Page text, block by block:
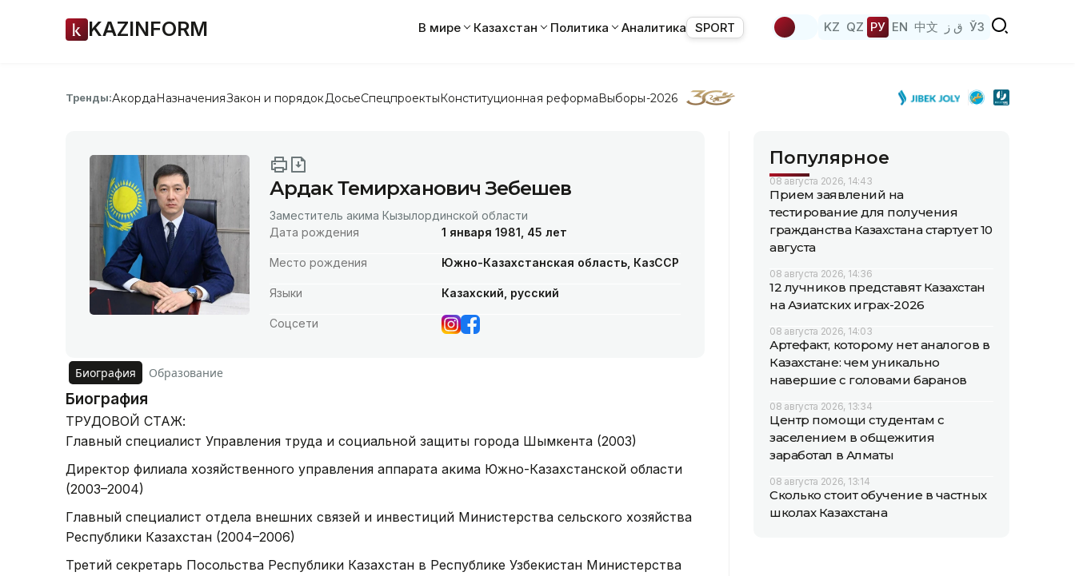
KAZINFORM В мире Казахстан Политика Аналитика SPORT KZ QZ РУ EN 中文 ق ز ЎЗ
Тренды:АкордаНазначенияЗакон и порядок ДосьеСпецпроектыКонституционная реформаВыборы-2026
Ардак Темирханович Зебешев
Заместитель акима Кызылординской области
Дата рождения
1 января 1981, 45 лет
Место рождения Южно-Казахстанская область, КазССР
Языки Казахский, русский
Соцсети
Биография Образование
Биография
ТРУДОВОЙ СТАЖ:
Главный специалист Управления труда и социальной защиты города Шымкента (2003)
Директор филиала хозяйственного управления аппарата акима Южно-Казахстанской области
(2003–2004)
Главный специалист отдела внешних связей и инвестиций Министерства сельского хозяйства
Республики Казахстан (2004–2006)
Третий секретарь Посольства Республики Казахстан в Республике Узбекистан Министерства
Популярное
08 августа 2026, 14:43
Прием заявлений на
тестирование для получения
гражданства Казахстана стартует 10
августа
08 августа 2026, 14:36
12 лучников представят Казахстан
на Азиатских играх-2026
08 августа 2026, 14:03
Артефакт, которому нет аналогов в
Казахстане: чем уникально
навершие с головами баранов
08 августа 2026, 13:34
Центр помощи студентам с
заселением в общежития
заработал в Алматы
08 августа 2026, 13:14
Сколько стоит обучение в частных
школах Казахстана